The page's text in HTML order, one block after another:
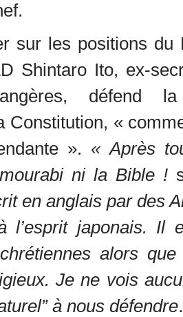
sur les positions du
Shintaro Ito, ex-
défend
Constitution, «
». « Après
ni la Bible !
en anglais par des
l’esprit japonais. Il
alors
Je ne vois
à nous